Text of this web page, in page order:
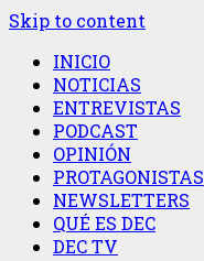
Skip to content
INICIO
NOTICIAS
ENTREVISTAS
PODCAST
OPINIÓN
PROTAGONISTAS
NEWSLETTERS
QUÉ ES DEC
DEC TV